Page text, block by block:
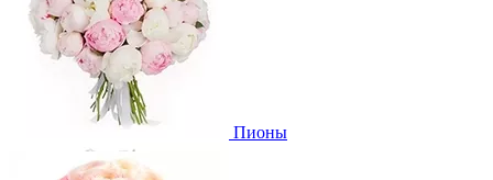
Пионы